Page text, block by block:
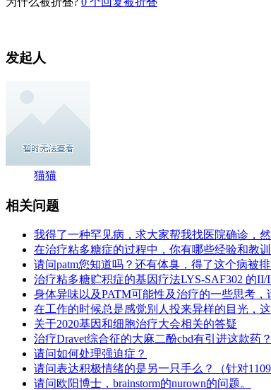
发起人
猫猫
相关问题
我得了一种罕见病，求大家帮我找医院确诊，
在治疗粘多糖症的过程中，你有哪些经验和教
请问patm您知道吗？还有体臭，得了这个病被
治疗粘多糖贮积症的基因疗法LYS-SAF302 的
身体异味以及PATM可能性及治疗的一些思考，
在工作的时候总是感觉别人投来异样的目光，
关于2020基因和细胞治疗大会相关的答疑
治疗Dravet综合征的大麻二酚cbd有引进这款药？
请问如何处理强迫症？
请问表达积极情绪的是另一只手么？（针对
请问欧阳博士，brainstorm的nurown的问题。